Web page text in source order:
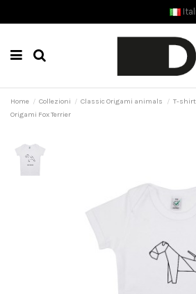
Home Collezioni Classic Origami animals
T-shirt
Origami Fox Terrier